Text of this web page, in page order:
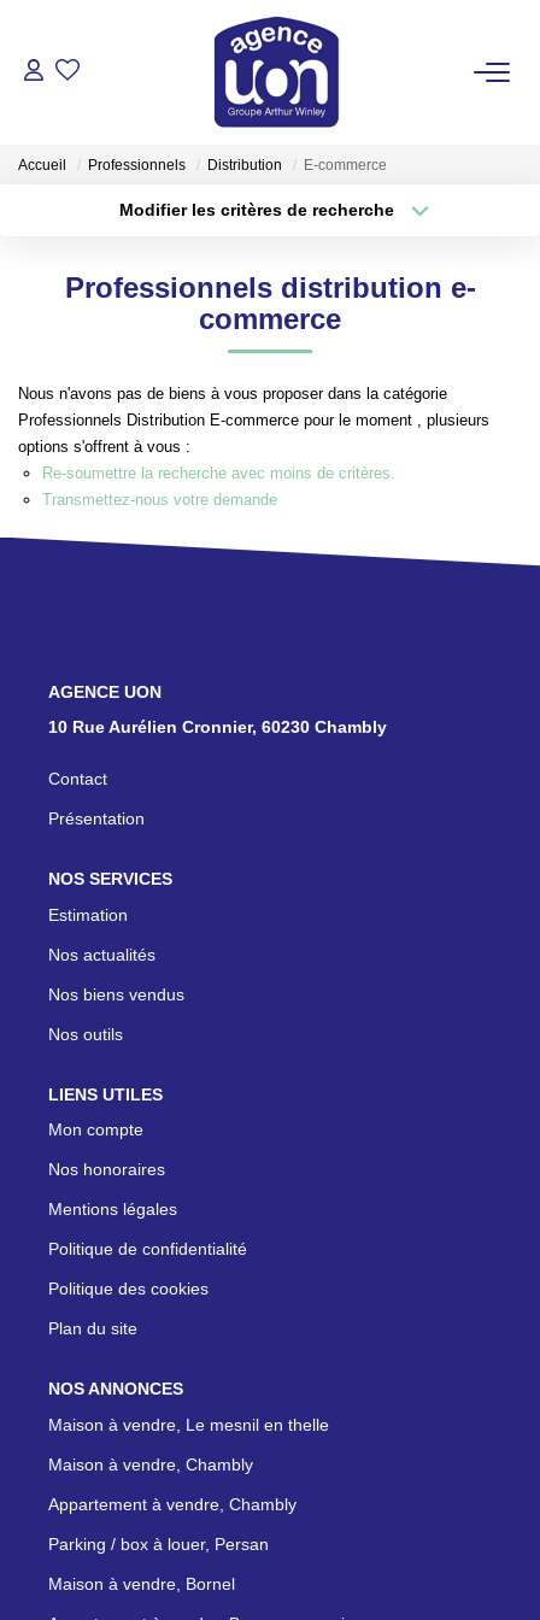
ACHETER
VOTRE AGENCE
Pour Se Rencontrer
Votre Équipe
Accueil Professionnels Distribution E-commerce
Modifier les critères de recherche
Type de bien
Créer une alerte
Professionnels distribution e-
commerce
Nous n'avons pas de biens à vous proposer dans la catégorie
Professionnels Distribution E-commerce pour le moment , plusieurs
options s'offrent à vous :
Re-soumettre la recherche avec moins de critères.
Transmettez-nous votre demande
NOS AGENCES
10 Rue Aurélien Cronnier, 60230 Chambly
Contact
Présentation
NOS SERVICES
Estimation
Nos actualités
Nos biens vendus
Nos outils
LIENS UTILES
Mon compte
Nos honoraires
Mentions légales
Politique de confidentialité
Politique des cookies
Plan du site
NOS ANNONCES
Maison à vendre, Le mesnil en thelle
Maison à vendre, Chambly
Appartement à vendre, Chambly
Parking / box à louer, Persan
Maison à vendre, Bornel